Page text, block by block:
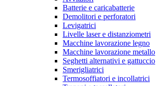
Batterie e caricabatterie
Demolitori e perforatori
Levigatrici
Livelle laser e distanziometri
Macchine lavorazione legno
Macchine lavorazione metallo
Seghetti alternativi e gattuccio
Smerigliatrici
Termosoffiatori e incollatrici